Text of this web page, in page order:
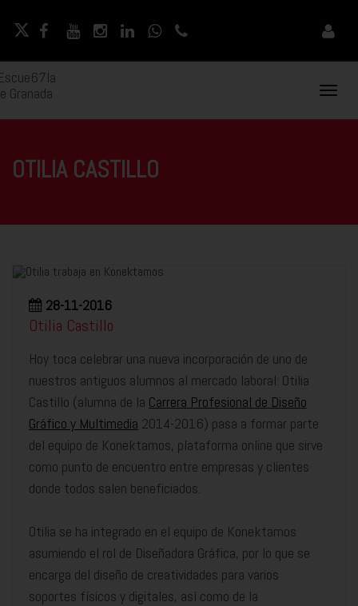
Movil
OTILIA CASTILLO
28-11-2016
Otilia Castillo
Hoy toca celebrar una nueva incorporación de uno de
nuestros antiguos alumnos al mercado laboral: Otilia
Castillo (alumna de la Carrera Profesional de Diseño
Gráfico y Multimedia 2014-2016) pasa a formar parte
del equipo de Konektamos, plataforma online que sirve
como punto de encuentro entre empresas y clientes
donde todos salen beneficiados.
Otilia se ha integrado en el equipo de Konektamos
asumiendo el rol de Diseñadora Gráfica, por lo que se
encarga del diseño de creatividades para varios
soportes físicos y digitales, así como de la